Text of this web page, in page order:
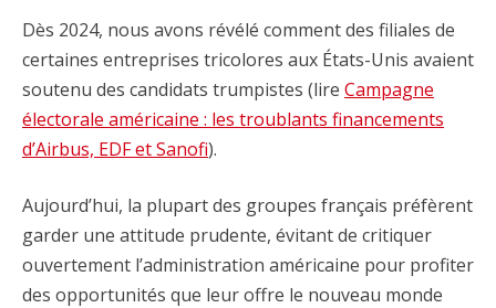
Dès 2024, nous avons révélé comment des filiales de
certaines entreprises tricolores aux États-Unis avaient
soutenu des candidats trumpistes (lire Campagne
électorale américaine : les troublants financements
d’Airbus, EDF et Sanofi).
Aujourd’hui, la plupart des groupes français préfèrent
garder une attitude prudente, évitant de critiquer
ouvertement l’administration américaine pour profiter
des opportunités que leur offre le nouveau monde